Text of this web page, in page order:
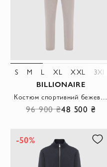
S M L XL XXL 3XL
BILLIONAIRE
Костюм спортивний бежевий чоловічий з вишивкою логотипу
96 900 ₴48 500 ₴
-50%